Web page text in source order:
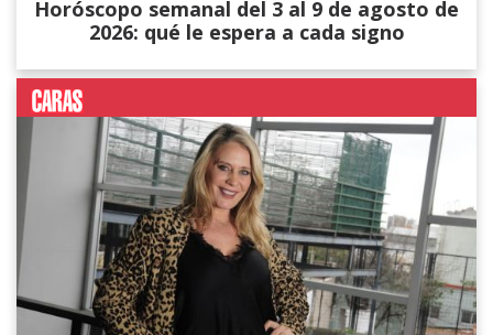
Horóscopo semanal del 3 al 9 de agosto de
2026: qué le espera a cada signo